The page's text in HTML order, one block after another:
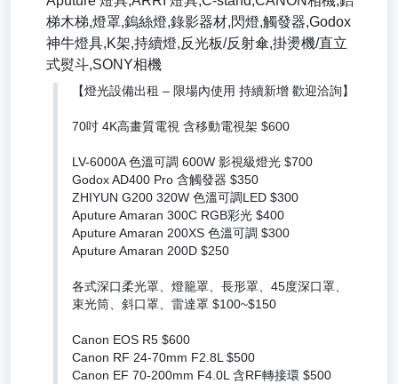
梯木梯,燈罩,鎢絲燈,錄影器材,閃燈,觸發器,Godox
神牛燈具,K架,持續燈,反光板/反射傘,掛燙機/直立
式熨斗,SONY相機
【燈光設備出租 – 限場內使用 持續新增 歡迎洽詢】
70吋 4K高畫質電視 含移動電視架 $600
LV-6000A 色溫可調 600W 影視級燈光 $700
Godox AD400 Pro 含觸發器 $350
ZHIYUN G200 320W 色溫可調LED $300
Aputure Amaran 300C RGB彩光 $400
Aputure Amaran 200XS 色溫可調 $300
Aputure Amaran 200D $250
各式深口柔光罩、燈籠罩、長形罩、45度深口罩、
束光筒、斜口罩、雷達罩 $100~$150
Canon EOS R5 $600
Canon RF 24-70mm F2.8L $500
Canon EF 70-200mm F4.0L 含RF轉接環 $500